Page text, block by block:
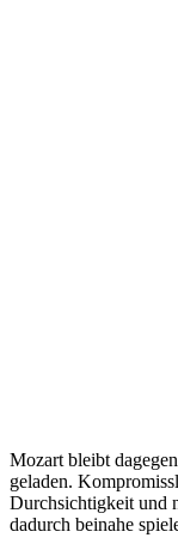
Mozart bleibt
geladen.
Durchsichtigkeit und
dadurch beinahe